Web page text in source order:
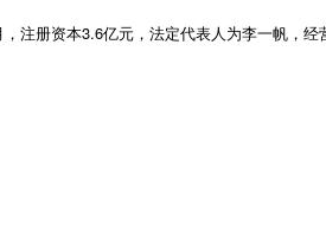
注册资本3.6亿元，法定代表人为李一帆，